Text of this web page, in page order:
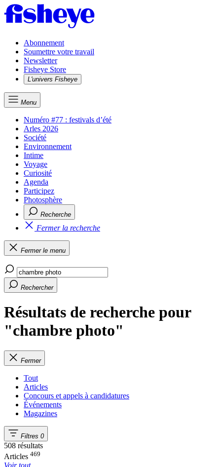
Abonnement
Soumettre votre travail
Newsletter
Fisheye Store
L'univers Fisheye
Menu
Numéro #77 : festivals d’été
Arles 2026
Société
Environnement
Intime
Voyage
Curiosité
Agenda
Participez
Photosphère
Recherche
Fermer la recherche
Fermer le menu
Rechercher
Résultats de recherche pour
"chambre photo"
Fermer
Tout
Articles
Concours et appels à candidatures
Événements
Magazines
Filtres 0
508 résultats
Articles 469